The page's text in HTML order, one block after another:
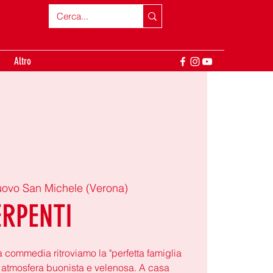
Altro
San Michele (Verona)
ritroviamo la "perfetta famiglia
buonista e velenosa. A casa